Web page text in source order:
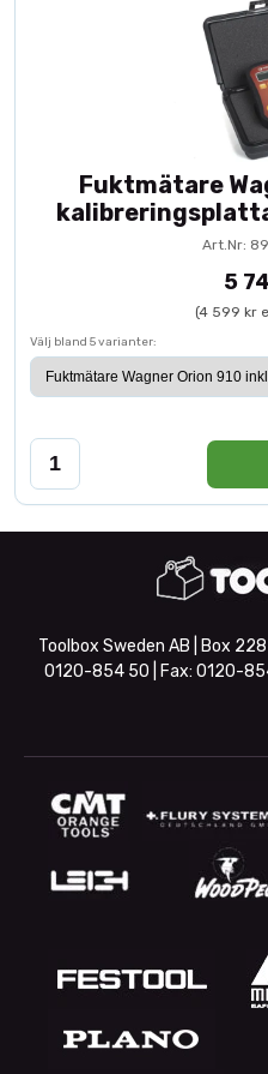
Fuktmätare
Art.Nr:
5
(4 599 kr
Välj bland 5 varianter:
Toolbox Sweden AB | Box
0120-854 50 | Fax: 0120-